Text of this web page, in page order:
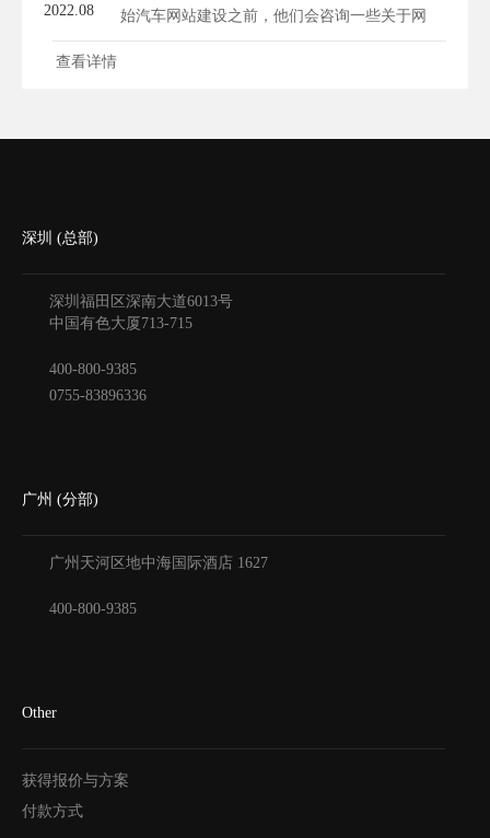
2022.08
始汽车网站建设之前，他们会咨询一些关于网
站...
查看详情
深圳 (总部)
深圳福田区深南大道6013号
中国有色大厦713-715
400-800-9385
0755-83896336
广州 (分部)
广州天河区地中海国际酒店 1627
400-800-9385
Other
获得报价与方案
付款方式